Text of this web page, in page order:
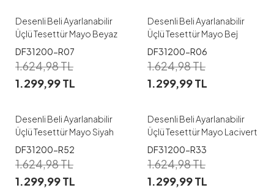
Desenli Beli Ayarlanabilir
Üçlü Tesettür Mayo Beyaz
DF31200-R07
1.624,98TL
1.299,99TL
Desenli Beli Ayarlanabilir
Üçlü Tesettür Mayo Bej
DF31200-R06
1.624,98TL
1.299,99TL
38 40 42
48 50
Desenli Beli Ayarlanabilir
Üçlü Tesettür Mayo Siyah
DF31200-R52
1.624,98TL
1.299,99TL
38 40 42
48 50
Desenli Beli Ayarlanabilir
Üçlü Tesettür Mayo Lacivert
DF31200-R33
1.624,98TL
1.299,99TL
38 40 42
48 50 S-M L-XL